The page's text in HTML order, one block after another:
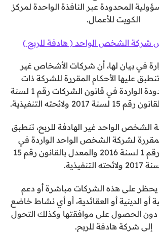
المحدودة عبر النافذة الواحدة لمركز
الكويت للأعمال.
شركة الشخص الواحد ( هادفة للربح )
في بيان لها، أن شركات الأشخاص غير
تنطبق عليها الأحكام المقررة للشركة ذات
المسؤولية المحدودة الواردة في قانون الشركات رقم 1 لسنة
الواحد غير الهادفة للربح، تنطبق
المقررة لشركة الشخص الواحد الواردة في
قانون الشركات رقم 1 لسنة 2016 والمعدل بالقانون رقم 15
ولائحته التنفيذية.
يحظر على هذه الشركات مباشرة أو دعم
أو الدينية أو العقائدية، أو أي نشاط خاضع
دون الحصول على موافقتها وكذلك التحول
إلى شركة هادفة للربح.